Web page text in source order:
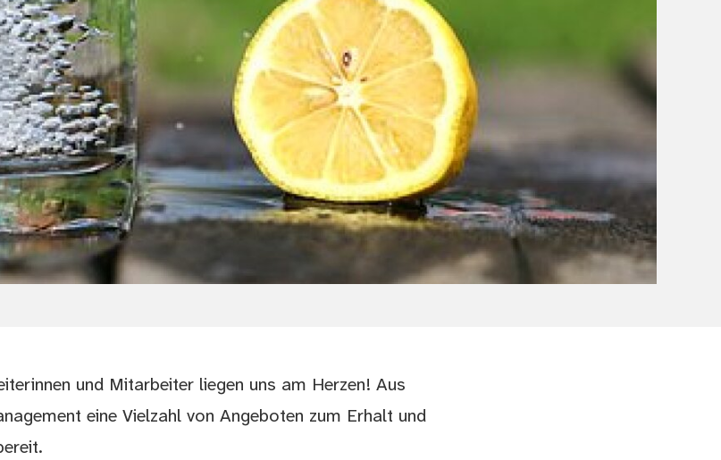
und Mitarbeiter liegen uns am Herzen! Aus
eine Vielzahl von Angeboten zum Erhalt und